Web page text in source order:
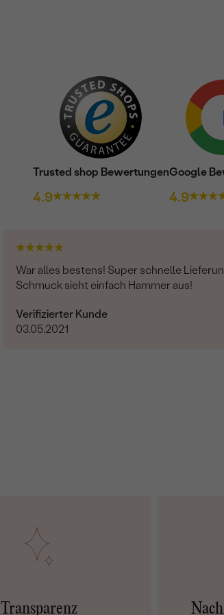
Trusted shop Bewertungen
4.9
Google
4.9
War alles bestens! Super schnelle
Schmuck sieht einfach Hammer aus!
Verifizierter Kunde
03.05.2021
Transparenz